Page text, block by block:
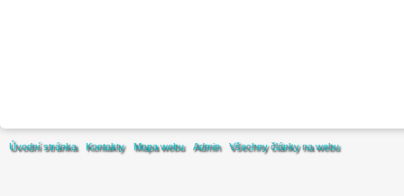
Úvodní stránka Kontakty Mapa webu Admin Všechny články na webu